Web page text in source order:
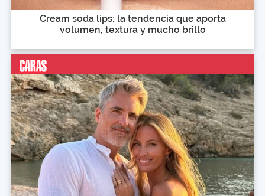
Cream soda lips: la tendencia que aporta
volumen, textura y mucho brillo